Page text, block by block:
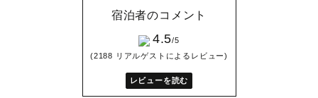
宿泊者のコメント
4.5/5
(2188 リアルゲストによるレビュー)
レビューを読む